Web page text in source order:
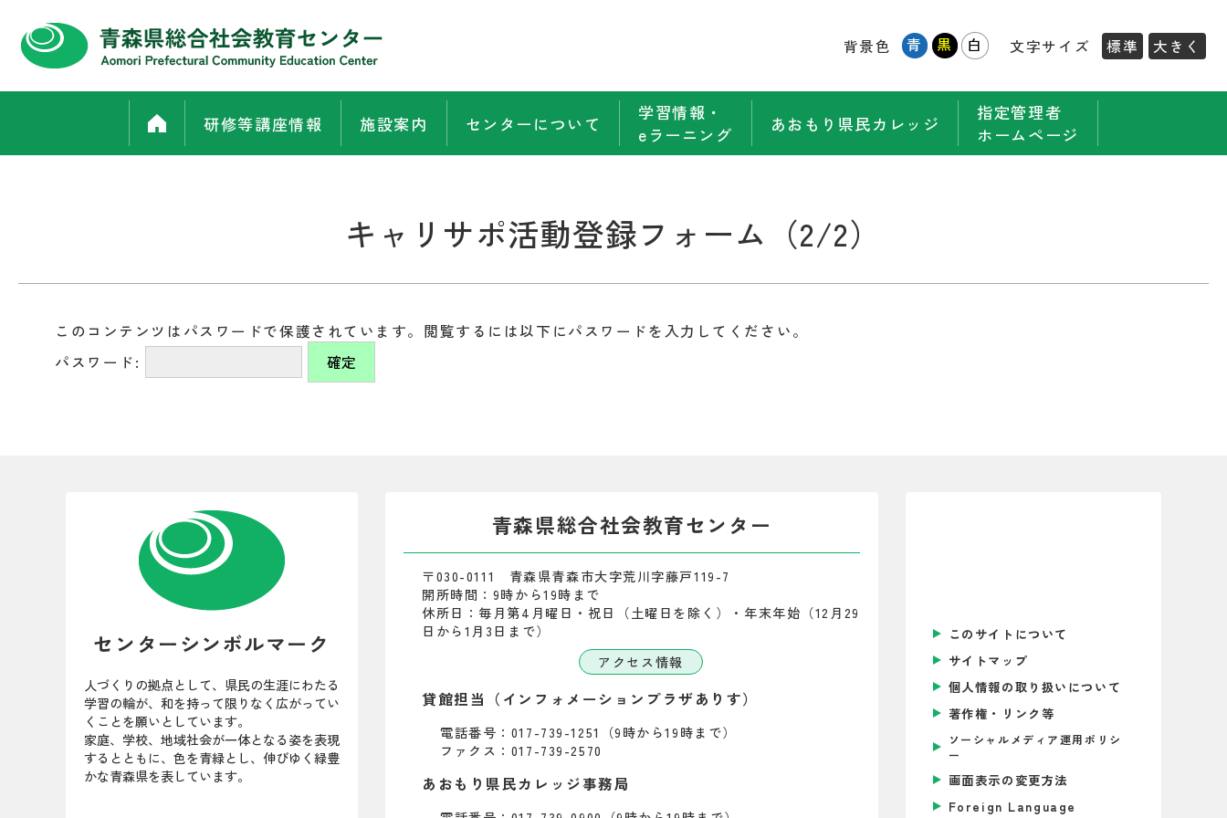
背景色 青 黒 白 文字サイズ 標準 大きく
研修等講座情報 施設案内 センターについて
学習情報・
eラーニング
あおもり県民カレッジ
指定管理者
ホームページ
キャリサポ活動登録フォーム（2/2）
このコンテンツはパスワードで保護されています。閲覧するには以下にパスワードを入力してください。
パスワード:
センターシンボルマーク
人づくりの拠点として、県民の生涯にわたる
学習の輪が、和を持って限りなく広がってい
くことを願いとしています。
家庭、学校、地域社会が一体となる姿を表現
するとともに、色を青緑とし、伸びゆく緑豊
かな青森県を表しています。
青森県総合社会教育センター
〒030-0111 青森県青森市大字荒川字藤戸119-7
開所時間：9時から19時まで
休所日：毎月第4月曜日・祝日（土曜日を除く）・年末年始（12月29
日から1月3日まで）
アクセス情報
貸館担当（インフォメーションプラザありす）
電話番号：017-739-1251（9時から19時まで）
ファクス：017-739-2570
あおもり県民カレッジ事務局
このサイトについて
サイトマップ
個人情報の取り扱いについて
著作権・リンク等
ソーシャルメディア運用ポリシ
ー
画面表示の変更方法
Foreign Language